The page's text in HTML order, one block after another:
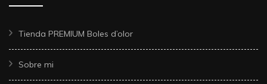
Tienda PREMIUM Boles d’olor
Sobre mi